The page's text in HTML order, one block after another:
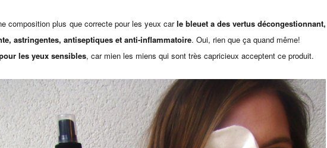
composition plus que correcte pour les yeux carle bleuet a des vertus décongestionnant,
astringentes, antiseptiques et anti-inflammatoire. Oui, rien que ça quand même!
les yeux sensibles, car mien les miens qui sont très capricieux acceptent ce produit.